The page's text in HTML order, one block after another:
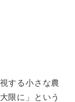
する小さな農
限に」という